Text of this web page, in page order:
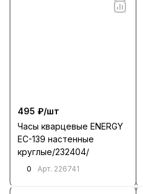
495 ₽/шт
Часы кварцевые ENERGY
EC-139 настенные
круглые/232404/
0 Арт. 226741